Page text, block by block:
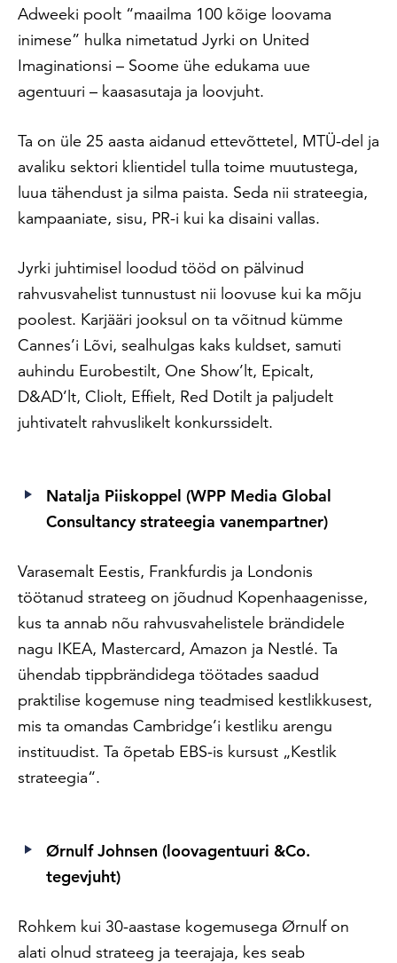
Adweeki poolt “maailma 100 kõige loovama
inimese” hulka nimetatud Jyrki on United
Imaginationsi – Soome ühe edukama uue
agentuuri – kaasasutaja ja loovjuht.
Ta on üle 25 aasta aidanud ettevõttetel, MTÜ-del ja
avaliku sektori klientidel tulla toime muutustega,
luua tähendust ja silma paista. Seda nii strateegia,
kampaaniate, sisu, PR-i kui ka disaini vallas.
Jyrki juhtimisel loodud tööd on pälvinud
rahvusvahelist tunnustust nii loovuse kui ka mõju
poolest. Karjääri jooksul on ta võitnud kümme
Cannes’i Lõvi, sealhulgas kaks kuldset, samuti
auhindu Eurobestilt, One Show’lt, Epicalt,
D&AD’lt, Cliolt, Effielt, Red Dotilt ja paljudelt
juhtivatelt rahvuslikelt konkurssidelt.
Natalja Piiskoppel (WPP Media Global
Consultancy strateegia vanempartner)
Varasemalt Eestis, Frankfurdis ja Londonis
töötanud strateeg on jõudnud Kopenhaagenisse,
kus ta annab nõu rahvusvahelistele brändidele
nagu IKEA, Mastercard, Amazon ja Nestlé. Ta
ühendab tippbrändidega töötades saadud
praktilise kogemuse ning teadmised kestlikkusest,
mis ta omandas Cambridge’i kestliku arengu
instituudist. Ta õpetab EBS-is kursust „Kestlik
strateegia“.
Ørnulf Johnsen (loovagentuuri &Co.
tegevjuht)
Rohkem kui 30-aastase kogemusega Ørnulf on
alati olnud strateeg ja teerajaja, kes seab